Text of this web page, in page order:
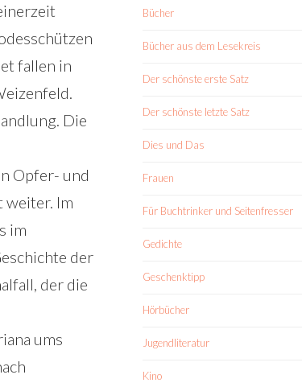
fallen in
Die
Opfer- und
weiter. Im
im
der
der die
ums
Bücher
Bücher aus dem Lesekreis
Der schönste erste Satz
Der schönste letzte Satz
Dies und Das
Frauen
Für Buchtrinker und Seitenfresser
Gedichte
Geschenktipp
Hörbücher
Jugendliteratur
Kino